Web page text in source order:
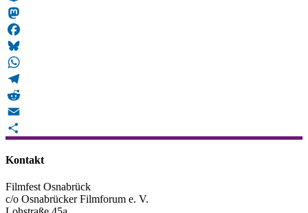
Snapchat
Mastodon
Facebook
Bluesky
WhatsApp
Telegram
Reddit
Email
Kontakt
Filmfest Osnabrück
c/o Osnabrücker Filmforum e. V.